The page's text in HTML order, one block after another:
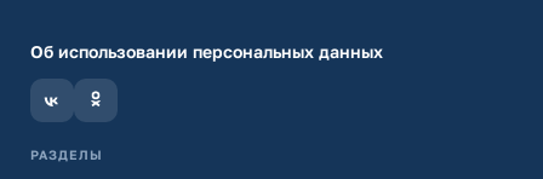
Об использовании персональных данных
РАЗДЕЛЫ